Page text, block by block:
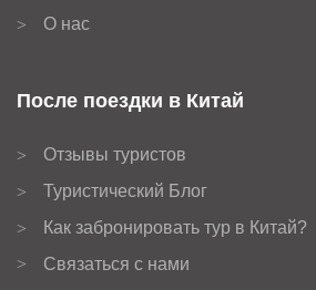
>
О нас
После поездки в Китай
>
Отзывы туристов
>
Туристический Блог
>
Как забронировать тур в Китай?
>
Связаться с нами